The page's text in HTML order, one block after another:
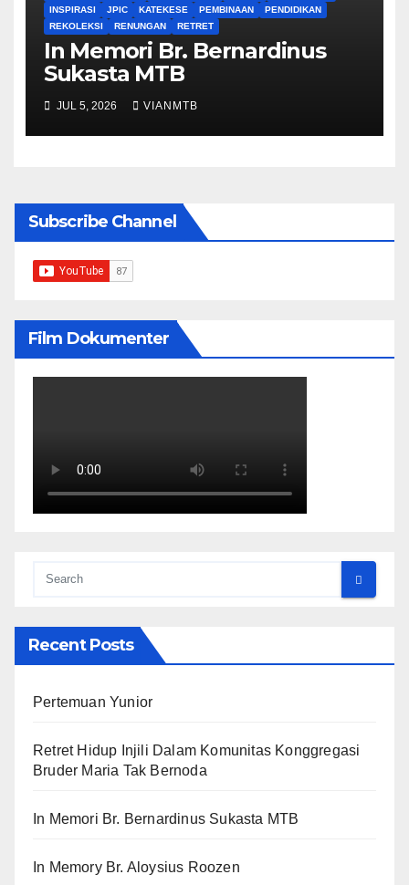
INSPIRASI
JPIC KATEKESE PEMBINAAN
PENDIDIKAN
REKOLEKSI
RENUNGAN RETRET
In Memori Br. Bernardinus
Sukasta MTB
JUL 5, 2026 VIANMTB
Subscribe Channel
Film Dokumenter
Recent Posts
Pertemuan Yunior
Retret Hidup Injili Dalam Komunitas Konggregasi
Bruder Maria Tak Bernoda
In Memori Br. Bernardinus Sukasta MTB
In Memory Br. Aloysius Roozen